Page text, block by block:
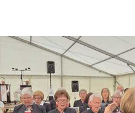
und Matrikensuche